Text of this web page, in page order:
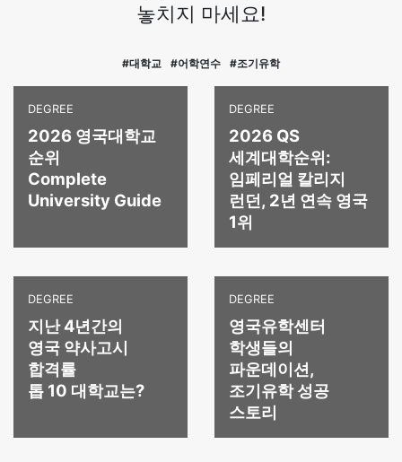
공기업 영국 석사 연수, 영국 레딩대학교 금융 석사
2025.04.10
카디프대학교 해양정책·해운관리 석사 합격 및 부총장
장학금 £3,500 축하드립니다!
2025.02.11
워릭대학교 경영학 석사 합격 및 20% 장학금 수여!
2025.02.23
사우스햄튼대학교 레이스카 공기역학 석사 합격 및 총
£7,500 장학금 수혜를 축하드립니다!
2025.03.30
엑시터 대학교 경영 분석학 석사 합격 및 £5,000
놓치지 마세요!
#대학교 #어학연수 #조기유학
DEGREE
2026 영국대학교
순위
Complete
University Guide
DEGREE
2026 QS
세계대학순위:
임페리얼 칼리지
런던, 2년 연속 영국
1위
DEGREE
지난 4년간의
영국 약사고시
합격률
톱 10 대학교는?
DEGREE
영국유학센터
학생들의
파운데이션,
조기유학 성공
스토리